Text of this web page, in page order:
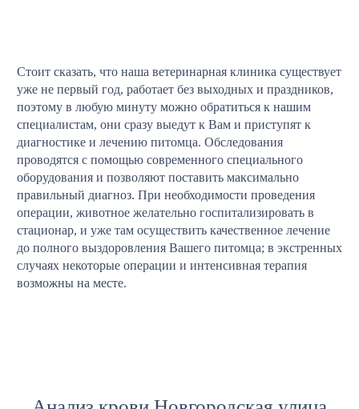
Стоит сказать, что наша ветеринарная клиника существует
уже не первый год, работает без выходных и праздников,
поэтому в любую минуту можно обратиться к нашим
специалистам, они сразу выедут к Вам и приступят к
диагностике и лечению питомца. Обследования
проводятся с помощью современного специального
оборудования и позволяют поставить максимально
правильный диагноз. При необходимости проведения
операции, животное желательно госпитализировать в
стационар, и уже там осуществить качественное лечение
до полного выздоровления Вашего питомца; в экстренных
случаях некоторые операции и интенсивная терапия
возможны на месте.